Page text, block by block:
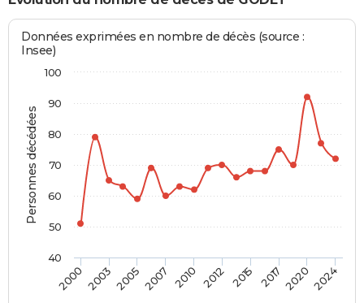
Personnes décédées
Données exprimées en nombre de décès (source :
Insee)
2000 200320052007 2010 2012 2015 2017 20202024
40
50
60
70
80
90
100